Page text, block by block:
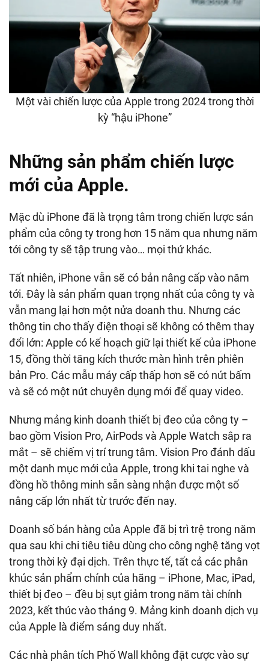
Một vài chiến lược của Apple trong 2024 trong thời
kỳ “hậu iPhone”
Những sản phẩm chiến lược
mới của Apple.
Mặc dù iPhone đã là trọng tâm trong chiến lược sản
phẩm của công ty trong hơn 15 năm qua nhưng năm
tới công ty sẽ tập trung vào… mọi thứ khác.
Tất nhiên, iPhone vẫn sẽ có bản nâng cấp vào năm
tới. Đây là sản phẩm quan trọng nhất của công ty và
vẫn mang lại hơn một nửa doanh thu. Nhưng các
thông tin cho thấy điện thoại sẽ không có thêm thay
đổi lớn: Apple có kế hoạch giữ lại thiết kế của iPhone
15, đồng thời tăng kích thước màn hình trên phiên
bản Pro. Các mẫu máy cấp thấp hơn sẽ có nút bấm
và sẽ có một nút chuyên dụng mới để quay video.
Nhưng mảng kinh doanh thiết bị đeo của công ty –
bao gồm Vision Pro, AirPods và Apple Watch sắp ra
mắt – sẽ chiếm vị trí trung tâm. Vision Pro đánh dấu
một danh mục mới của Apple, trong khi tai nghe và
đồng hồ thông minh sẵn sàng nhận được một số
nâng cấp lớn nhất từ ​​trước đến nay.
Doanh số bán hàng của Apple đã bị trì trệ trong năm
qua sau khi chi tiêu tiêu dùng cho công nghệ tăng vọt
trong thời kỳ đại dịch. Trên thực tế, tất cả các phân
khúc sản phẩm chính của hãng – iPhone, Mac, iPad,
thiết bị đeo – đều bị sụt giảm trong năm tài chính
2023, kết thúc vào tháng 9. Mảng kinh doanh dịch vụ
của Apple là điểm sáng duy nhất.
Các nhà phân tích Phố Wall không đặt cược vào sự